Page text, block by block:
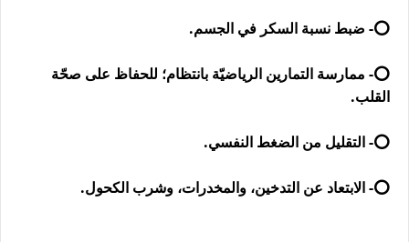
⭕- ضبط نسبة السكر في الجسم.
⭕- ممارسة التمارين الرياضيّة بانتظام؛ للحفاظ على صحّة
القلب.
⭕- التقليل من الضغط النفسي.
⭕- الابتعاد عن التدخين، والمخدرات، وشرب الكحول.